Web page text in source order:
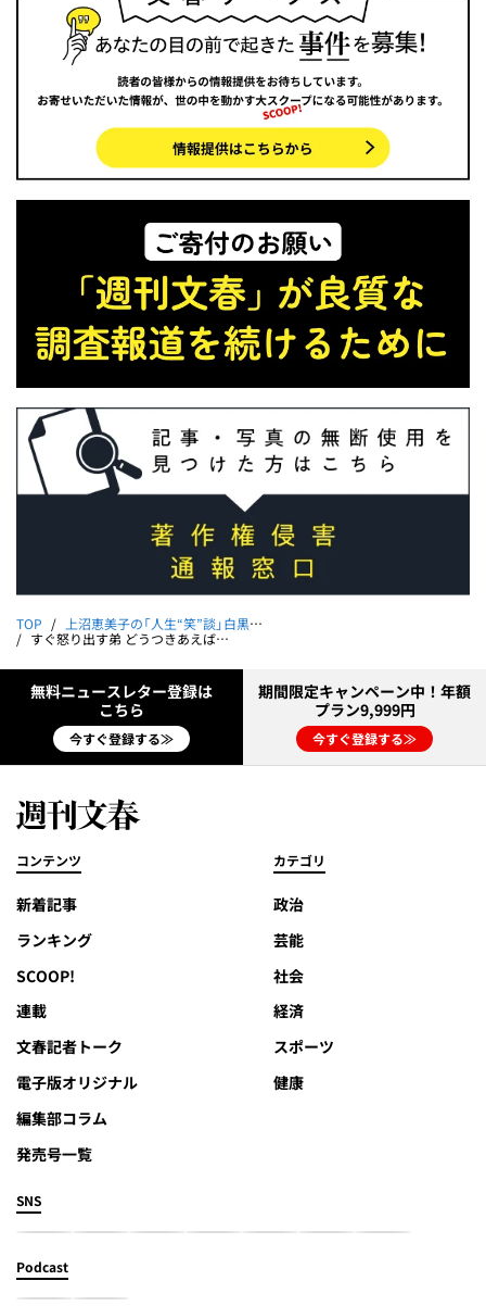
TOP 上沼恵美子の「人生“笑”談」白黒つけましょ
すぐ怒り出す弟 どうつきあえば｜上沼恵美子の「人生“笑”談」白黒つけましょ 第60回
無料ニュースレター登録は
こちら
今すぐ登録する≫
期間限定キャンペーン中！年額
プラン9,999円
今すぐ登録する≫
コンテンツ
新着記事
ランキング
SCOOP!
連載
文春記者トーク
電子版オリジナル
編集部コラム
発売号一覧
カテゴリ
政治
芸能
社会
経済
スポーツ
健康
SNS
Podcast